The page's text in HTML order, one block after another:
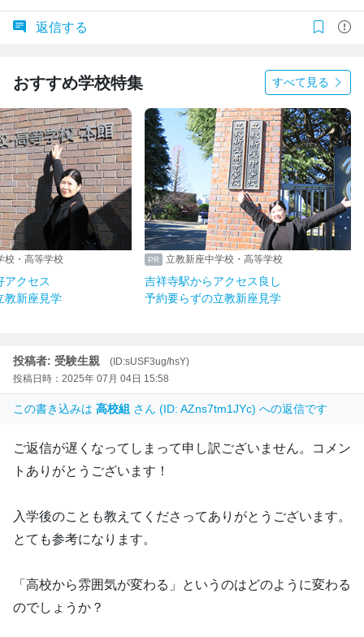
返信する
おすすめ学校特集 すべて見る
校・高等学校
アクセス
教新座見学
立教新座中学校・高等学校
吉祥寺駅からアクセス良し
予約要らずの立教新座見学
投稿者: 受験生親
(ID:sUSF3ug/hsY)
投稿日時：2025年 07月 04日 15:58
この書き込みは 高校組 さん (ID: AZns7tm1JYc) への返信です
ご返信が遅くなってしまって申し訳ございません。コメン
トありがとうございます！
入学後のことも教えてくださってありがとうございます。
とても参考になります。
「高校から雰囲気が変わる」というのはどのように変わる
のでしょうか？